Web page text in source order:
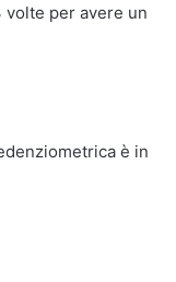
per avere un
è in